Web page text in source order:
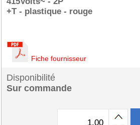
+T - plastique - rouge
Fiche fournisseur
Disponibilité
Sur commande